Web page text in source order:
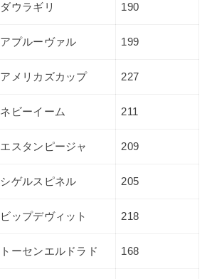
ダウラギリ 190
アプルーヴァル 199
アメリカズカップ 227
ネビーイーム 211
エスタンピージャ 209
シゲルスピネル 205
ビップデヴィット 218
トーセンエルドラド 168